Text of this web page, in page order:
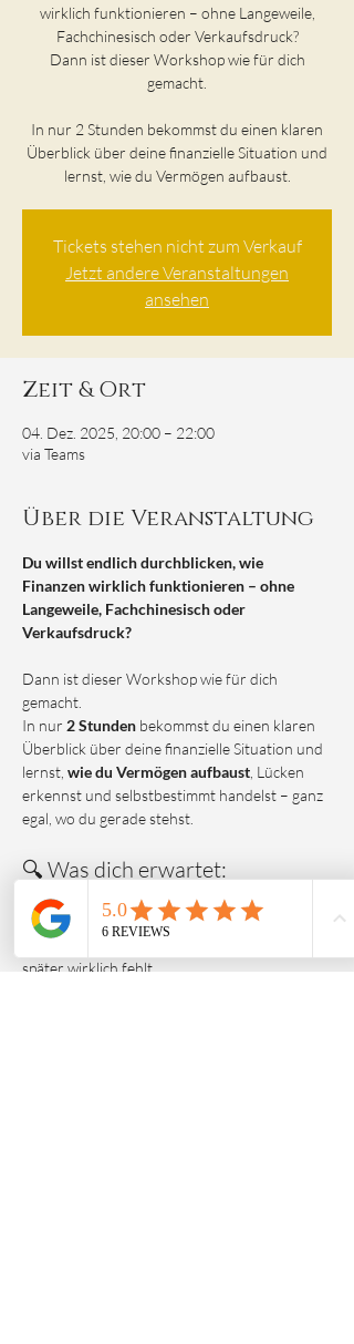
wirklich funktionieren – ohne Langeweile,
Fachchinesisch oder Verkaufsdruck?
Dann ist dieser Workshop wie für dich
gemacht.
In nur 2 Stunden bekommst du einen klaren
Überblick über deine finanzielle Situation und
lernst, wie du Vermögen aufbaust.
Tickets stehen nicht zum Verkauf
Jetzt andere Veranstaltungen
ansehen
Zeit & Ort
04. Dez. 2025, 20:00 – 22:00
via Teams
Über die Veranstaltung
Du willst endlich durchblicken, wie
Finanzen wirklich funktionieren – ohne
Langeweile, Fachchinesisch oder
Verkaufsdruck?
Dann ist dieser Workshop wie für dich
gemacht.
In nur 2 Stunden bekommst du einen klaren
Überblick über deine finanzielle Situation und
lernst, wie du Vermögen aufbaust , Lücken
erkennst und selbstbestimmt handelst – ganz
egal, wo du gerade stehst.
🔍 Was dich erwartet:
🧓 Die Wahrheit über deine Pension.
du dich nicht (nur) auf den Staat verlassen
solltest – und wie du berechnest, was dir
später wirklich fehlt.